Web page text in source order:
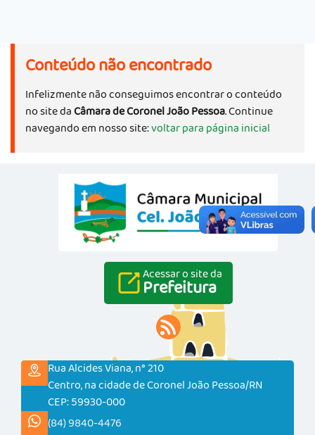
Conteúdo não encontrado
Infelizmente não conseguimos encontrar o conteúdo
no site daCâmara de Coronel João Pessoa. Continue
navegando em nosso site:voltar para página inicial
Acessar o site da
Prefeitura
Rua Alcides Viana, n° 210
Centro, na cidade de Coronel João Pessoa/RN
CEP: 59930-000
(84) 9840-4476